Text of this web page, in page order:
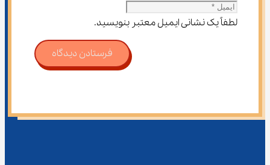
لطفاً یک نشانی ایمیل معتبر بنویسید.
فرستادن دیدگاه